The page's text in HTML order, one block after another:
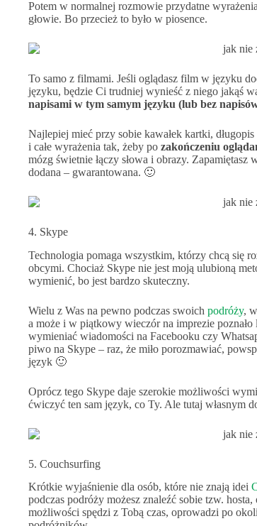
Potem w normalnej rozmowie przydatne
głowie. Bo przecież to było w piosence.
To samo z filmami. Jeśli oglądasz film w języku
języku, będzie Ci trudniej wynieść z niego jakąś
napisami w tym samym języku (lub bez
Najlepiej mieć przy sobie kawałek kartki,
i całe wyrażenia tak, żeby po zakończeniu
mózg świetnie łączy słowa i obrazy.
dodana – gwarantowana. 🙂
4. Skype
Technologia pomaga wszystkim, którzy chcą się
obcymi. Chociaż Skype nie jest moją ulubioną
wymienić, bo jest bardzo skuteczny.
Wielu z Was na pewno podczas swoich podróży,
a może i w piątkowy wieczór na imprezie
wymieniać wiadomości na Facebooku czy
piwo na Skype – raz, że miło porozmawiać,
język 🙂
Oprócz tego Skype daje szerokie możliwości
ćwiczyć ten sam język, co Ty. Ale tutaj własnym
5. Couchsurfing
Krótkie wyjaśnienie dla osób, które nie znają idei
podczas podróży możesz znaleźć sobie tzw.
możliwości spędzi z Tobą czas, oprowadzi po